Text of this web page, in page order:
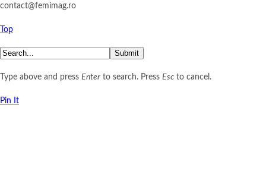
contact@femimag.ro
Top
Submit
Type above and press Enter to search. Press Esc to cancel.
Pin It